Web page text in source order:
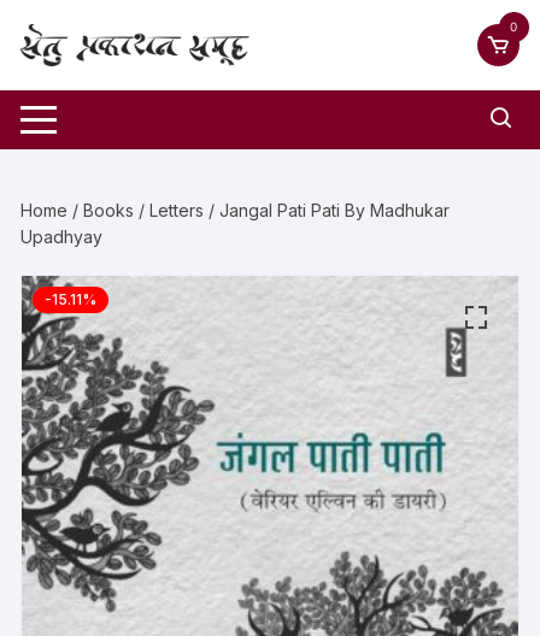
0
Home /Books /Letters / Jangal Pati Pati By Madhukar
Upadhyay
-15.11%